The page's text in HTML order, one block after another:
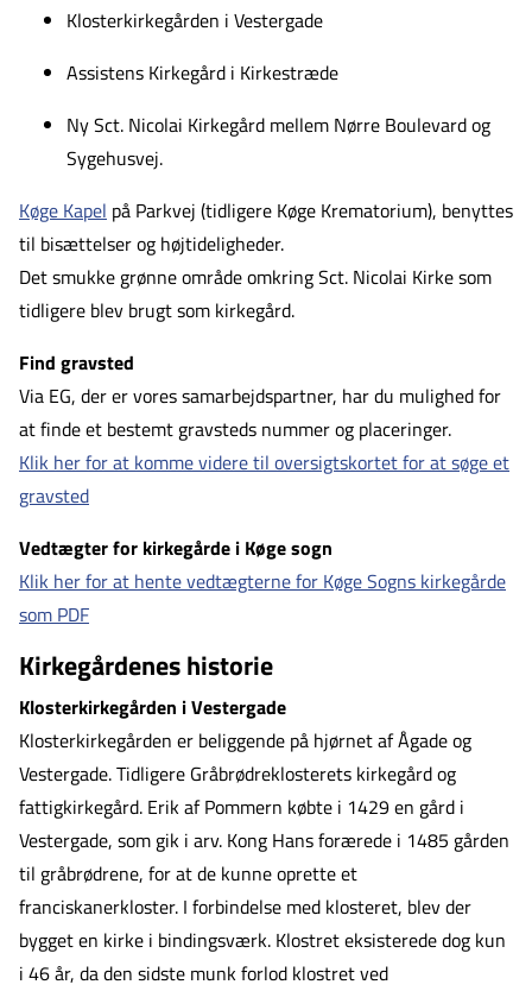
Klosterkirkegården i Vestergade
Assistens Kirkegård i Kirkestræde
Ny Sct. Nicolai Kirkegård mellem Nørre Boulevard og
Sygehusvej.
Køge Kapel på Parkvej (tidligere Køge Krematorium), benyttes
til bisættelser og højtideligheder.
Det smukke grønne område omkring Sct. Nicolai Kirke som
tidligere blev brugt som kirkegård.
Find gravsted
Via EG, der er vores samarbejdspartner, har du mulighed for
at finde et bestemt gravsteds nummer og placeringer.
Klik her for at komme videre til oversigtskortet for at søge et
gravsted
Vedtægter for kirkegårde i Køge sogn
Klik her for at hente vedtægterne for Køge Sogns kirkegårde
som PDF
Kirkegårdenes historie
Klosterkirkegården i Vestergade
Klosterkirkegården er beliggende på hjørnet af Ågade og
Vestergade. Tidligere Gråbrødreklosterets kirkegård og
fattigkirkegård. Erik af Pommern købte i 1429 en gård i
Vestergade, som gik i arv. Kong Hans forærede i 1485 gården
til gråbrødrene, for at de kunne oprette et
franciskanerkloster. I forbindelse med klosteret, blev der
bygget en kirke i bindingsværk. Klostret eksisterede dog kun
i 46 år, da den sidste munk forlod klostret ved